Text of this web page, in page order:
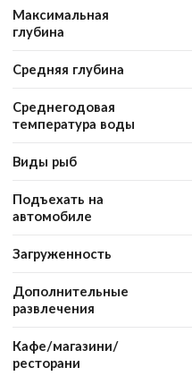
Максимальная
глубина
Средняя глубина
Среднегодовая
температура воды
Виды рыб
Подъехать на
автомобиле
Загруженность
Дополнительные
развлечения
Кафе/магазини/
ресторани